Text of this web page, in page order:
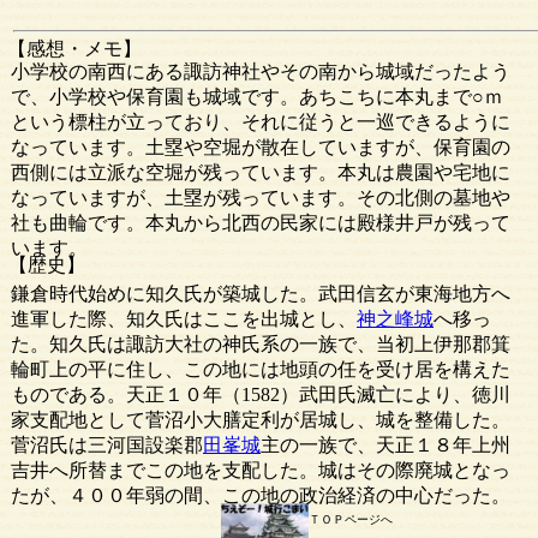
【感想・メモ】
【歴史】
小学校の南西にある諏訪神社やその南から城域だったよう
で、小学校や保育園も城域です。あちこちに本丸まで○ｍ
という標柱が立っており、それに従うと一巡できるように
なっています。土塁や空堀が散在していますが、保育園の
西側には立派な空堀が残っています。本丸は農園や宅地に
なっていますが、土塁が残っています。その北側の墓地や
社も曲輪です。本丸から北西の民家には殿様井戸が残って
います。
ＴＯＰページへ
鎌倉時代始めに知久氏が築城した。武田信玄が東海地方へ
進軍した際、知久氏はここを出城とし、 神之峰城へ移っ
た。知久氏は諏訪大社の神氏系の一族で、当初上伊那郡箕
輪町上の平に住し、この地には地頭の任を受け居を構えた
ものである。天正１０年（1582）武田氏滅亡により、徳川
家支配地として菅沼小大膳定利が居城し、城を整備した。
菅沼氏は三河国設楽郡田峯城主の一族で、天正１８年上州
吉井へ所替までこの地を支配した。城はその際廃城となっ
たが、４００年弱の間、この地の政治経済の中心だった。